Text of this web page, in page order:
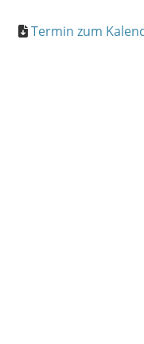
Termin zum